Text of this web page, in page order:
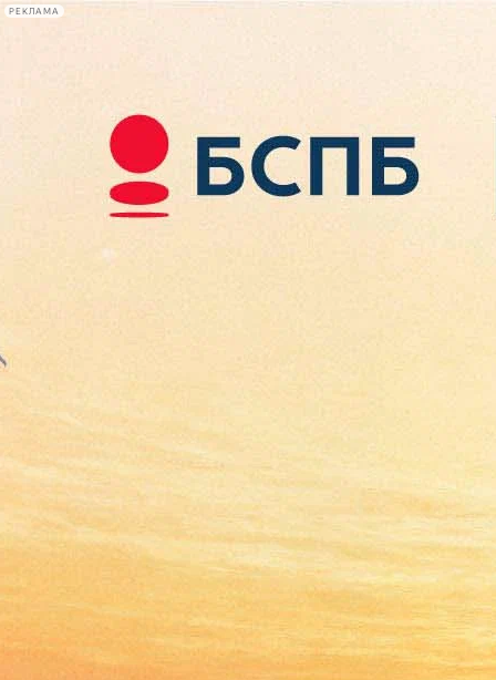
РЕКЛАМА
Сегодня:
2026.08.10
09:10
Афиша Plus